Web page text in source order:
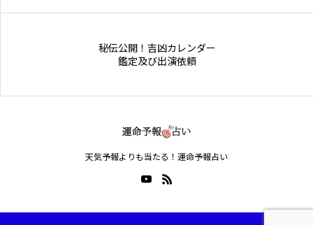
秘伝公開！吉凶カレンダー
鑑定及び出演依頼
天気予報よりも当たる！運命予報占い